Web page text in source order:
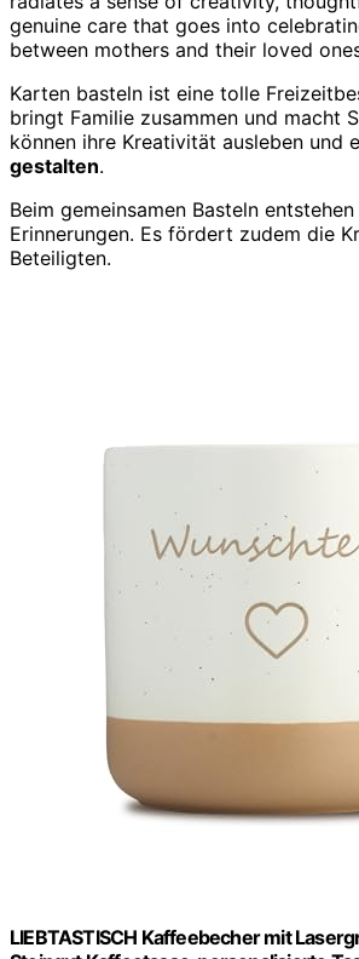
Karten basteln ist eine tolle
bringt Familie zusammen und macht
können ihre Kreativität ausleben und
gestalten.
Beim gemeinsamen Basteln
Erinnerungen. Es fördert zudem die
Beteiligten.
LIEBTASTISCH Kaffeebecher mit